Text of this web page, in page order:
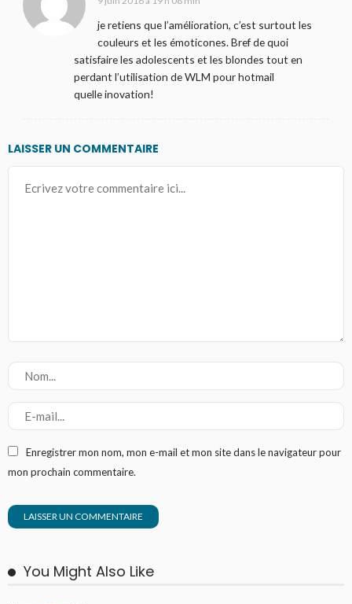
je retiens que l’amélioration, c’est surtout les
couleurs et les émoticones. Bref de quoi
satisfaire les adolescents et les blondes tout en
perdant l’utilisation de WLM pour hotmail
quelle inovation!
LAISSER UN COMMENTAIRE
Enregistrer mon nom, mon e-mail et mon site dans le navigateur pour
mon prochain commentaire.
You Might Also Like